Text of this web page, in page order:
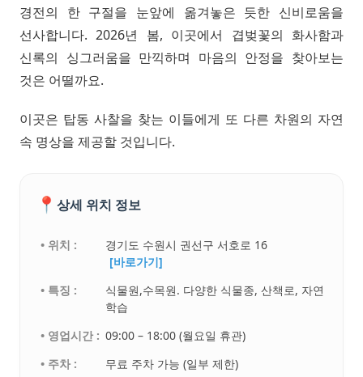
경전의 한 구절을 눈앞에 옮겨놓은 듯한 신비로움을
선사합니다. 2026년 봄, 이곳에서 겹벚꽃의 화사함과
신록의 싱그러움을 만끽하며 마음의 안정을 찾아보는
것은 어떨까요.
이곳은 탑동 사찰을 찾는 이들에게 또 다른 차원의 자연
속 명상을 제공할 것입니다.
📍 상세 위치 정보
• 위치 :
경기도 수원시 권선구 서호로 16
[바로가기]
• 특징 :
식물원,수목원. 다양한 식물종, 산책로, 자연
학습
• 영업시간 : 09:00 – 18:00 (월요일 휴관)
• 주차 :
무료 주차 가능 (일부 제한)